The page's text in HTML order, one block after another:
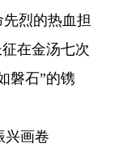
烈的热血担
在金汤七次
磐石”的镌
兴画卷